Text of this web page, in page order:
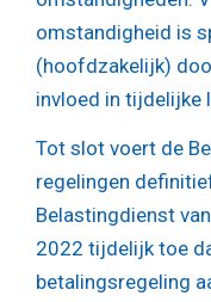
omstandigheid is
(hoofdzakelijk)
invloed in tijdelijke
Tot slot voert de
regelingen
Belastingdienst
2022 tijdelijk toe
betalingsregeling